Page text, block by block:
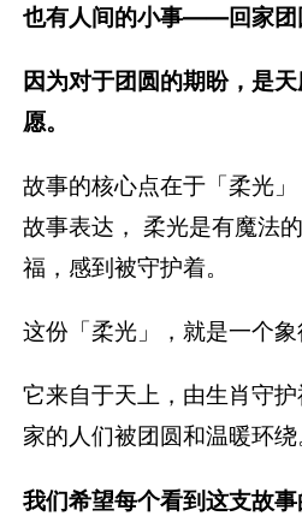
也有人间的小事——回家团
因为对于团圆的期盼，是
愿。
故事的核心点在于「柔光
故事表达， 柔光是有魔法
福，感到被守护着。
这份「柔光」，就是一个象
它来自于天上，由生肖守
家的人们被团圆和温暖环绕
我们希望每个看到这支故